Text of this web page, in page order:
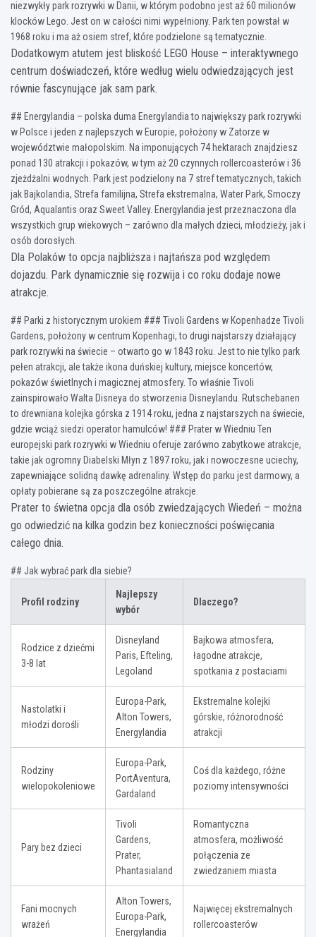
niezwykły park rozrywki w Danii, w którym podobno jest aż 60 milionów
klocków Lego. Jest on w całości nimi wypełniony. Park ten powstał w
1968 roku i ma aż osiem stref, które podzielone są tematycznie.
Dodatkowym atutem jest bliskość LEGO House – interaktywnego
centrum doświadczeń, które według wielu odwiedzających jest
równie fascynujące jak sam park.
## Energylandia – polska duma Energylandia to największy park rozrywki
w Polsce i jeden z najlepszych w Europie, położony w Zatorze w
województwie małopolskim. Na imponujących 74 hektarach znajdziesz
ponad 130 atrakcji i pokazów, w tym aż 20 czynnych rollercoasterów i 36
zjeżdżalni wodnych. Park jest podzielony na 7 stref tematycznych, takich
jak Bajkolandia, Strefa familijna, Strefa ekstremalna, Water Park, Smoczy
Gród, Aqualantis oraz Sweet Valley. Energylandia jest przeznaczona dla
wszystkich grup wiekowych – zarówno dla małych dzieci, młodzieży, jak i
osób dorosłych.
Dla Polaków to opcja najbliższa i najtańsza pod względem
dojazdu. Park dynamicznie się rozwija i co roku dodaje nowe
atrakcje.
## Parki z historycznym urokiem ### Tivoli Gardens w Kopenhadze Tivoli
Gardens, położony w centrum Kopenhagi, to drugi najstarszy działający
park rozrywki na świecie – otwarto go w 1843 roku. Jest to nie tylko park
pełen atrakcji, ale także ikona duńskiej kultury, miejsce koncertów,
pokazów świetlnych i magicznej atmosfery. To właśnie Tivoli
zainspirowało Walta Disneya do stworzenia Disneylandu. Rutschebanen
to drewniana kolejka górska z 1914 roku, jedna z najstarszych na świecie,
gdzie wciąż siedzi operator hamulców! ### Prater w Wiedniu Ten
europejski park rozrywki w Wiedniu oferuje zarówno zabytkowe atrakcje,
takie jak ogromny Diabelski Młyn z 1897 roku, jak i nowoczesne uciechy,
zapewniające solidną dawkę adrenaliny. Wstęp do parku jest darmowy, a
opłaty pobierane są za poszczególne atrakcje.
Prater to świetna opcja dla osób zwiedzających Wiedeń – można
go odwiedzić na kilka godzin bez konieczności poświęcania
całego dnia.
## Jak wybrać park dla siebie?
Profil rodziny
Najlepszy
wybór
Dlaczego?
Rodzice z dziećmi
3-8 lat
Disneyland
Paris, Efteling,
Legoland
Bajkowa atmosfera,
łagodne atrakcje,
spotkania z postaciami
Nastolatki i
młodzi dorośli
Europa-Park,
Alton Towers,
Energylandia
Ekstremalne kolejki
górskie, różnorodność
atrakcji
Rodziny
wielopokoleniowe
Europa-Park,
PortAventura,
Gardaland
Coś dla każdego, różne
poziomy intensywności
Pary bez dzieci
Tivoli
Gardens,
Prater,
Phantasialand
Romantyczna
atmosfera, możliwość
połączenia ze
zwiedzaniem miasta
Fani mocnych
wrażeń
Alton Towers,
Europa-Park,
Energylandia
Najwięcej ekstremalnych
rollercoasterów